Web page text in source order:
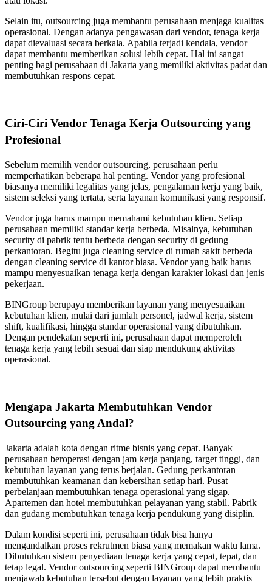
Selain itu, outsourcing juga membantu perusahaan menjaga kualitas
operasional. Dengan adanya pengawasan dari vendor, tenaga kerja
dapat dievaluasi secara berkala. Apabila terjadi kendala, vendor
dapat membantu memberikan solusi lebih cepat. Hal ini sangat
penting bagi perusahaan di Jakarta yang memiliki aktivitas padat dan
membutuhkan respons cepat.
Ciri-Ciri Vendor Tenaga Kerja Outsourcing yang
Profesional
Sebelum memilih vendor outsourcing, perusahaan perlu
memperhatikan beberapa hal penting. Vendor yang profesional
biasanya memiliki legalitas yang jelas, pengalaman kerja yang baik,
sistem seleksi yang tertata, serta layanan komunikasi yang responsif.
Vendor juga harus mampu memahami kebutuhan klien. Setiap
perusahaan memiliki standar kerja berbeda. Misalnya, kebutuhan
security di pabrik tentu berbeda dengan security di gedung
perkantoran. Begitu juga cleaning service di rumah sakit berbeda
dengan cleaning service di kantor biasa. Vendor yang baik harus
mampu menyesuaikan tenaga kerja dengan karakter lokasi dan jenis
pekerjaan.
BINGroup berupaya memberikan layanan yang menyesuaikan
kebutuhan klien, mulai dari jumlah personel, jadwal kerja, sistem
shift, kualifikasi, hingga standar operasional yang dibutuhkan.
Dengan pendekatan seperti ini, perusahaan dapat memperoleh
tenaga kerja yang lebih sesuai dan siap mendukung aktivitas
operasional.
Mengapa Jakarta Membutuhkan Vendor
Outsourcing yang Andal?
Jakarta adalah kota dengan ritme bisnis yang cepat. Banyak
perusahaan beroperasi dengan jam kerja panjang, target tinggi, dan
kebutuhan layanan yang terus berjalan. Gedung perkantoran
membutuhkan keamanan dan kebersihan setiap hari. Pusat
perbelanjaan membutuhkan tenaga operasional yang sigap.
Apartemen dan hotel membutuhkan pelayanan yang stabil. Pabrik
dan gudang membutuhkan tenaga kerja pendukung yang disiplin.
Dalam kondisi seperti ini, perusahaan tidak bisa hanya
mengandalkan proses rekrutmen biasa yang memakan waktu lama.
Dibutuhkan sistem penyediaan tenaga kerja yang cepat, tepat, dan
tetap legal. Vendor outsourcing seperti BINGroup dapat membantu
menjawab kebutuhan tersebut dengan layanan yang lebih praktis